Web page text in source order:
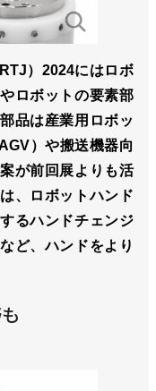
）2024にはロボ
ロボットの要素部
品は産業用ロボッ
）や搬送機器向
が前回展よりも活
、ロボットハンド
るハンドチェンジ
ど、ハンドをより